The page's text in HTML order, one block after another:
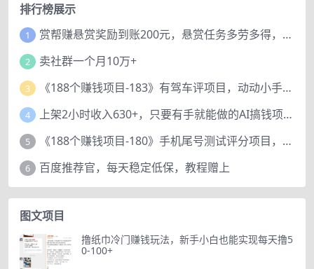
排行榜展示
1 赏帮赚悬赏奖励到账200元，悬赏任务多劳多得，人人可做。
2 卖社群一个月10万+
3 《188个赚钱项目-183》有驾车评项目，动动小手，复制粘贴赚44元！
4 上架2小时收入630+，只要有手就能做的AI搞钱项目，奶奶看完都能学会!
5 《188个赚钱项目-180》手机尾号测试评分项目，短视频直播日赚200+
6 百度推荐官，每天稳定低保，教程赠上
图文项目
撸纸巾冷门赚钱玩法，新手小白也能实现每天撸5
0-100+